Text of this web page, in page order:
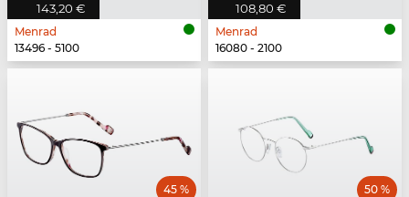
143,20 €
Menrad
13496 - 5100
108,80 €
Menrad
16080 - 2100
45 % 50 %